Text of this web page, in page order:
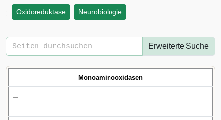
Oxidoreduktase Neurobiologie
Erweiterte Suche
Monoaminooxidasen
—